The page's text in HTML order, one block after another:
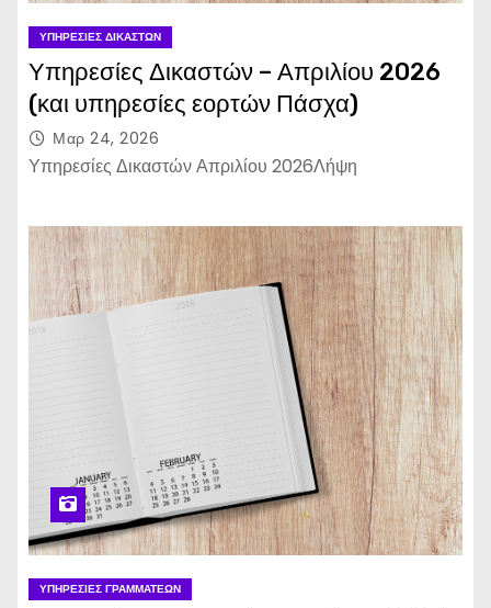
ΥΠΗΡΕΣΊΕΣ ΔΙΚΑΣΤΏΝ
Υπηρεσίες Δικαστών – Απριλίου 2026
(και υπηρεσίες εορτών Πάσχα)
Μαρ 24, 2026
Υπηρεσίες Δικαστών Απριλίου 2026Λήψη
ΥΠΗΡΕΣΊΕΣ ΓΡΑΜΜΑΤΈΩΝ